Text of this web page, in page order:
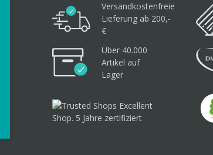
Versandkostenfreie
Lieferung ab 200,-
€
Über 40.000
Artikel auf
Lager